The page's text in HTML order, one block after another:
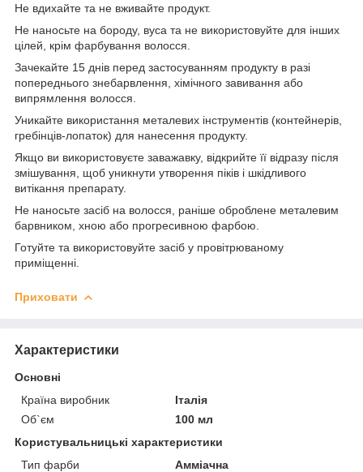
Не вдихайте та не вживайте продукт.
Не наносьте на бороду, вуса та не використовуйте для інших
цілей, крім фарбування волосся.
Зачекайте 15 днів перед застосуванням продукту в разі
попереднього знебарвлення, хімічного завивання або
випрямлення волосся.
Уникайте використання металевих інструментів (контейнерів,
гребінців-лопаток) для нанесення продукту.
Якщо ви використовуєте заважавку, відкрийте її відразу після
змішування, щоб уникнути утворення піків і шкідливого
витікання препарату.
Не наносьте засіб на волосся, раніше оброблене металевим
барвником, хною або прогресивною фарбою.
Готуйте та використовуйте засіб у провітрюваному
приміщенні.
Приховати
Характеристики
Основні
Країна виробник
Італія
Об`єм
100 мл
Користувальницькі характеристики
Тип фарби
Амміачна